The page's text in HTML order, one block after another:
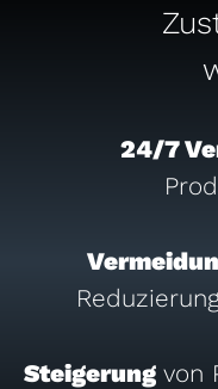
24/7
Steigerung von